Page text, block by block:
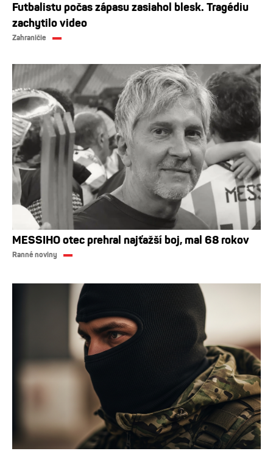
Futbalistu počas zápasu zasiahol blesk. Tragédiu
zachytilo video
Zahraničie
MESSIHO otec prehral najťažší boj, mal 68 rokov
Ranné noviny